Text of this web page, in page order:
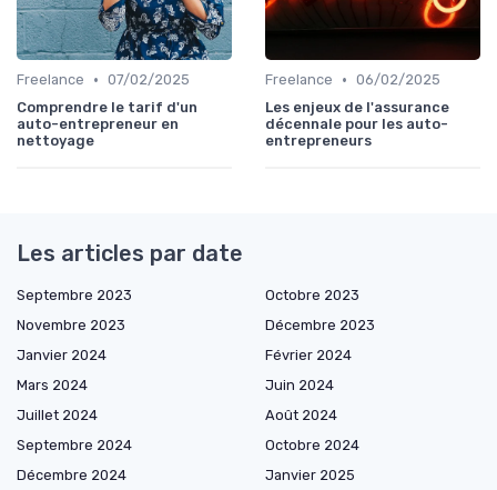
Freelance • 07/02/2025
Comprendre le tarif d'un
auto-entrepreneur en
nettoyage
Freelance • 06/02/2025
Les enjeux de l'assurance
décennale pour les auto-
entrepreneurs
Les articles par date
Septembre 2023
Octobre 2023
Novembre 2023
Décembre 2023
Janvier 2024
Février 2024
Mars 2024
Juin 2024
Juillet 2024
Août 2024
Septembre 2024
Octobre 2024
Décembre 2024
Janvier 2025